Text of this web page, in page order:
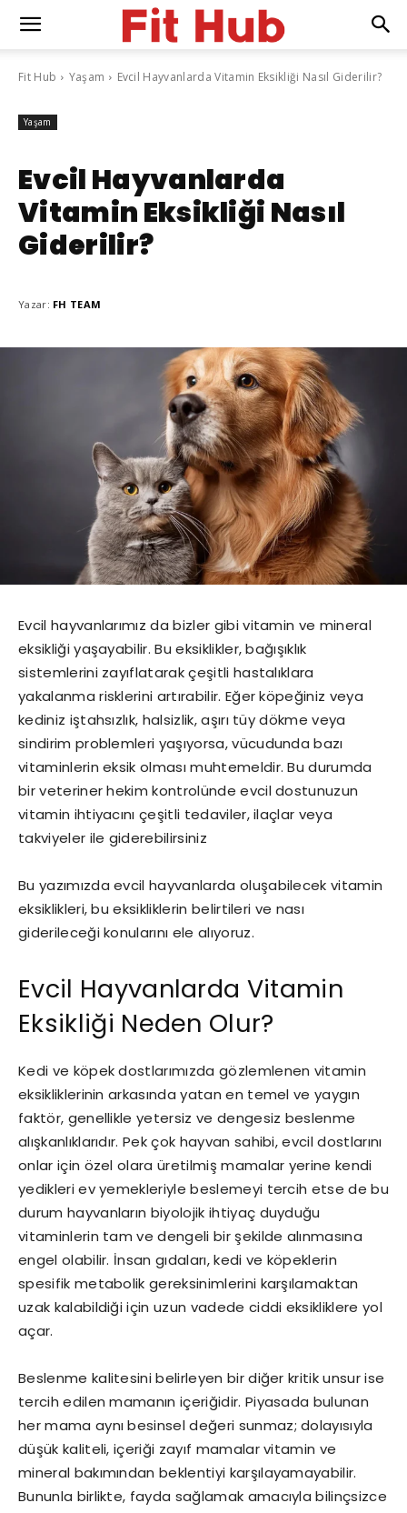
Fit Hub Yaşam Evcil Hayvanlarda Vitamin Eksikliği Nasıl Giderilir?
Yaşam
Evcil Hayvanlarda
Vitamin Eksikliği Nasıl
Giderilir?
Yazar: FH TEAM
Evcil hayvanlarımız da bizler gibi vitamin ve mineral
eksikliği yaşayabilir. Bu eksiklikler, bağışıklık
sistemlerini zayıflatarak çeşitli hastalıklara
yakalanma risklerini artırabilir. Eğer köpeğiniz veya
kediniz iştahsızlık, halsizlik, aşırı tüy dökme veya
sindirim problemleri yaşıyorsa, vücudunda bazı
vitaminlerin eksik olması muhtemeldir. Bu durumda
bir veteriner hekim kontrolünde evcil dostunuzun
vitamin ihtiyacını çeşitli tedaviler, ilaçlar veya
takviyeler ile giderebilirsiniz
Bu yazımızda evcil hayvanlarda oluşabilecek vitamin
eksiklikleri, bu eksikliklerin belirtileri ve nası
giderileceği konularını ele alıyoruz.
Evcil Hayvanlarda Vitamin
Eksikliği Neden Olur?
Kedi ve köpek dostlarımızda gözlemlenen vitamin
eksikliklerinin arkasında yatan en temel ve yaygın
faktör, genellikle yetersiz ve dengesiz beslenme
alışkanlıklarıdır. Pek çok hayvan sahibi, evcil dostlarını
onlar için özel olara üretilmiş mamalar yerine kendi
yedikleri ev yemekleriyle beslemeyi tercih etse de bu
durum hayvanların biyolojik ihtiyaç duyduğu
vitaminlerin tam ve dengeli bir şekilde alınmasına
engel olabilir. İnsan gıdaları, kedi ve köpeklerin
spesifik metabolik gereksinimlerini karşılamaktan
uzak kalabildiği için uzun vadede ciddi eksikliklere yol
açar.
Beslenme kalitesini belirleyen bir diğer kritik unsur ise
tercih edilen mamanın içeriğidir. Piyasada bulunan
her mama aynı besinsel değeri sunmaz; dolayısıyla
düşük kaliteli, içeriği zayıf mamalar vitamin ve
mineral bakımından beklentiyi karşılayamayabilir.
Bununla birlikte, fayda sağlamak amacıyla bilinçsizce